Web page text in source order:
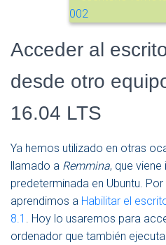
Acceder al
desde otro
16.04 LTS
Ya hemos utilizado en otras
llamado a Remmina, que
predeterminada en Ubuntu.
aprendimos a Habilitar el
8.1 . Hoy lo usaremos para
ordenador que también ejecuta